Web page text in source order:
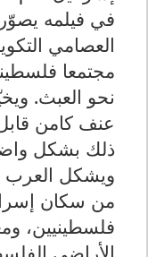
في فيلمه
العصامي
مجتمعا
نحو العبث.
عنف كامن
ذلك بشكل
من سكان
فلسطينيين،